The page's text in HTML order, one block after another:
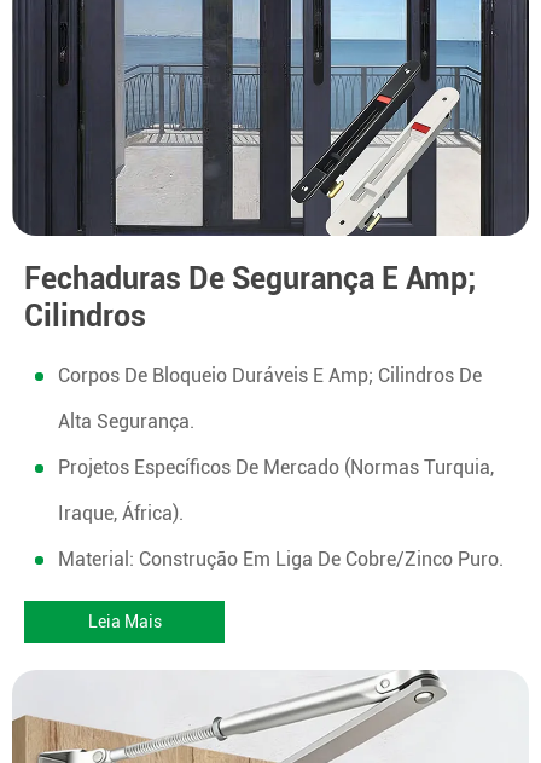
Fechaduras De Segurança E Amp;
Cilindros
Corpos De Bloqueio Duráveis E Amp; Cilindros De
Alta Segurança.
Projetos Específicos De Mercado (normas Turquia,
Iraque, África).
Material: Construção Em Liga De Cobre/zinco Puro.
Leia Mais